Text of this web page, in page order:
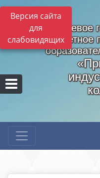
Версия сайта
для
слабовидящих
Краевое
бюджетное